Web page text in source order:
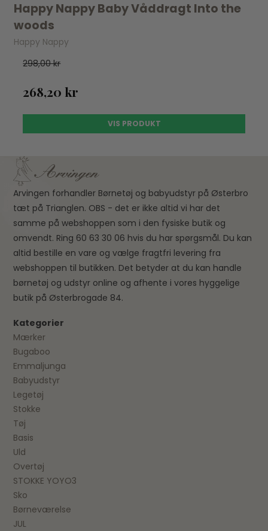
Happy Nappy Baby Våddragt Into the
woods
Happy Nappy
298,00 kr
268,20 kr
VIS PRODUKT
Arvingen forhandler Børnetøj og babyudstyr på Østerbro
tæt på Trianglen. OBS - det er ikke altid vi har det
samme på webshoppen som i den fysiske butik og
omvendt. Ring 60 63 30 06 hvis du har spørgsmål. Du kan
altid bestille en vare og vælge fragtfri levering fra
webshoppen til butikken. Det betyder at du kan handle
børnetøj og udstyr online og afhente i vores hyggelige
butik på Østerbrogade 84.
Kategorier
Mærker
Bugaboo
Emmaljunga
Babyudstyr
Legetøj
Stokke
Tøj
Basis
Uld
Overtøj
STOKKE YOYO3
Sko
Børneværelse
JUL